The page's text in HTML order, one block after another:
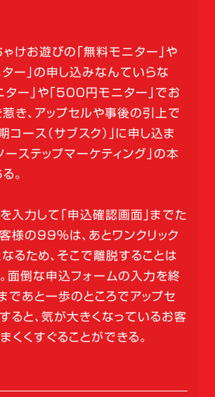
ゃけお遊びの「無料モニター」や
ー」の申し込みなんていらな
ター」や「500円モニター」でお
き、アップセルや事後の引上で
コース（サブスク）」に申し込ま
ーステップマーケティング」の本
。
入力して「申込確認画面」までた
様の99％は、あとワンクリック
るため、そこで離脱することは
面倒な申込フォームの入力を終
であと一歩のところでアップセ
ると、気が大きくなっているお客
くくすぐることができる。